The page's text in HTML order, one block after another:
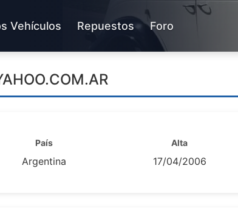
Vehículos Repuestos Foro
País
Argentina
Alta
17/04/2006